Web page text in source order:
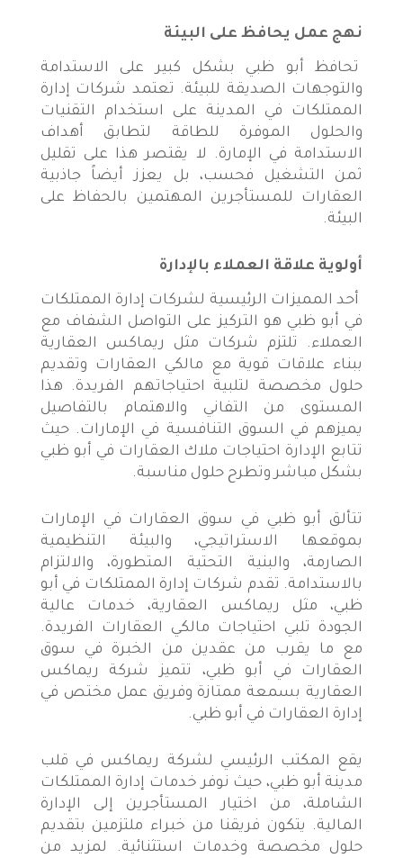
نهج عمل يحافظ على البيئة
تحافظ أبو ظبي بشكل كبير على الاستدامة
والتوجهات الصديقة للبيئة. تعتمد شركات إدارة
الممتلكات في المدينة على استخدام التقنيات
والحلول الموفرة للطاقة لتطابق أهداف
الاستدامة في الإمارة. لا يقتصر هذا على تقليل
ثمن التشغيل فحسب، بل يعزز أيضاً جاذبية
العقارات للمستأجرين المهتمين بالحفاظ على
البيئة.
أولوية علاقة العملاء بالإدارة
أحد المميزات الرئيسية لشركات إدارة الممتلكات
في أبو ظبي هو التركيز على التواصل الشفاف مع
العملاء. تلتزم شركات مثل ريماكس العقارية
ببناء علاقات قوية مع مالكي العقارات وتقديم
حلول مخصصة لتلبية احتياجاتهم الفريدة. هذا
المستوى من التفاني والاهتمام بالتفاصيل
يميزهم في السوق التنافسية في الإمارات. حيث
تتابع الإدارة احتياجات ملاك العقارات في أبو ظبي
بشكل مباشر وتطرح حلول مناسبة.
تتألق أبو ظبي في سوق العقارات في الإمارات
بموقعها الاستراتيجي، والبيئة التنظيمية
الصارمة، والبنية التحتية المتطورة، والالتزام
بالاستدامة. تقدم شركات إدارة الممتلكات في أبو
ظبي، مثل ريماكس العقارية، خدمات عالية
الجودة تلبي احتياجات مالكي العقارات الفريدة.
مع ما يقرب من عقدين من الخبرة في سوق
العقارات في أبو ظبي، تتميز شركة ريماكس
العقارية بسمعة ممتازة وفريق عمل مختص في
إدارة العقارات في أبو ظبي.
يقع المكتب الرئيسي لشركة ريماكس في قلب
مدينة أبو ظبي، حيث نوفر خدمات إدارة الممتلكات
الشاملة، من اختيار المستأجرين إلى الإدارة
المالية. يتكون فريقنا من خبراء ملتزمين بتقديم
حلول مخصصة وخدمات استثنائية. لمزيد من